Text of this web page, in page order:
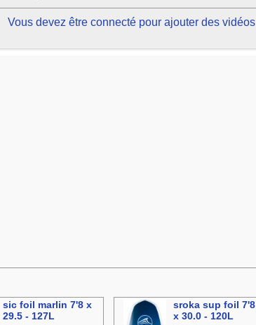
Vous devez être connecté pour ajouter des vidéos
sic foil marlin 7'8 x
29.5 - 127L
sroka sup foil 7'8
x 30.0 - 120L